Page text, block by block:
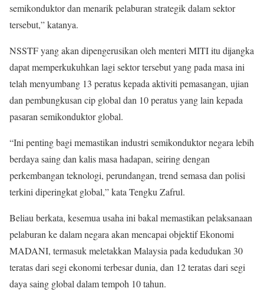
semikonduktor dan menarik pelaburan strategik dalam sektor
tersebut,” katanya.
NSSTF yang akan dipengerusikan oleh menteri MITI itu dijangka
dapat memperkukuhkan lagi sektor tersebut yang pada masa ini
telah menyumbang 13 peratus kepada aktiviti pemasangan, ujian
dan pembungkusan cip global dan 10 peratus yang lain kepada
pasaran semikonduktor global.
“Ini penting bagi memastikan industri semikonduktor negara lebih
berdaya saing dan kalis masa hadapan, seiring dengan
perkembangan teknologi, perundangan, trend semasa dan polisi
terkini diperingkat global,” kata Tengku Zafrul.
Beliau berkata, kesemua usaha ini bakal memastikan pelaksanaan
pelaburan ke dalam negara akan mencapai objektif Ekonomi
MADANI, termasuk meletakkan Malaysia pada kedudukan 30
teratas dari segi ekonomi terbesar dunia, dan 12 teratas dari segi
daya saing global dalam tempoh 10 tahun.